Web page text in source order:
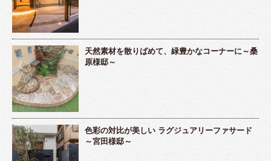
天然素材を散りばめて、緑豊かなコーナーに～桑
原様邸～
色彩の対比が美しい ラグジュアリーファサード
～宮田様邸～